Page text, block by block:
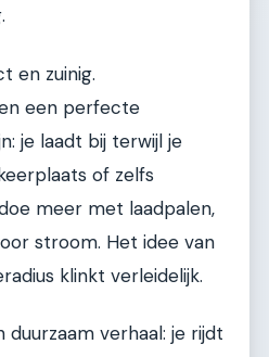
en zuinig.
een perfecte
je laadt bij terwijl je
of zelfs
meer met laadpalen,
stroom. Het idee van
klinkt verleidelijk.
duurzaam verhaal: je rijdt